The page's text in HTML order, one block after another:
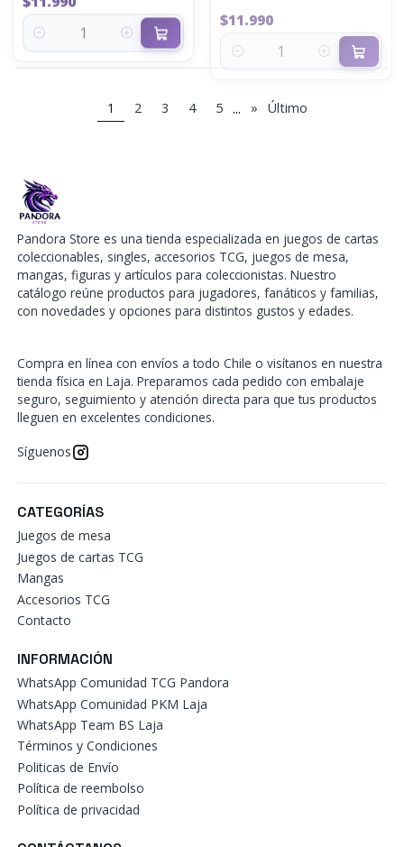
Cantidad
1 2 3 4 5 ... » Último
Pandora Store es una tienda especializada en juegos de cartas
coleccionables, singles, accesorios TCG, juegos de mesa,
mangas, figuras y artículos para coleccionistas. Nuestro
catálogo reúne productos para jugadores, fanáticos y familias,
con novedades y opciones para distintos gustos y edades.
Compra en línea con envíos a todo Chile o visítanos en nuestra
tienda física en Laja. Preparamos cada pedido con embalaje
seguro, seguimiento y atención directa para que tus productos
lleguen en excelentes condiciones.
Síguenos
CATEGORÍAS
Juegos de mesa
Juegos de cartas TCG
Mangas
Accesorios TCG
Contacto
INFORMACIÓN
WhatsApp Comunidad TCG Pandora
WhatsApp Comunidad PKM Laja
WhatsApp Team BS Laja
Términos y Condiciones
Politicas de Envío
Política de reembolso
Política de privacidad